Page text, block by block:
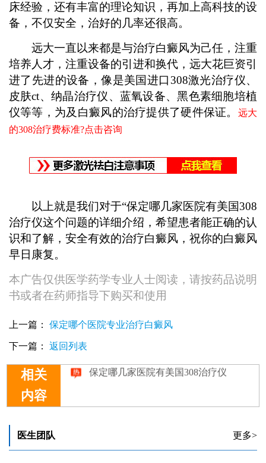
床经验，还有丰富的理论知识，再加上高科技的设
备，不仅安全，治好的几率还很高。
远大一直以来都是与治疗白癜风为己任，注重
培养人才，注重设备的引进和换代，远大花巨资引
进了先进的设备，像是美国进口308激光治疗仪、
皮肤ct、纳晶治疗仪、蓝氧设备、黑色素细胞培植
仪等等，为及白癜风的治疗提供了硬件保证。
远大
的308治疗费标准?点击咨询
以上就是我们对于“保定哪几家医院有美国308
治疗仪这个问题的详细介绍，希望患者能正确的认
识和了解，安全有效的治疗白癜风，祝你的白癜风
早日康复。
本广告仅供医学药学专业人士阅读，请按药品说明
书或者在药师指导下购买和使用
上一篇： 保定哪个医院专业治疗白癜风
下一篇： 返回列表
相关
内容
保定哪几家医院有美国308治疗仪
医生团队 更多>